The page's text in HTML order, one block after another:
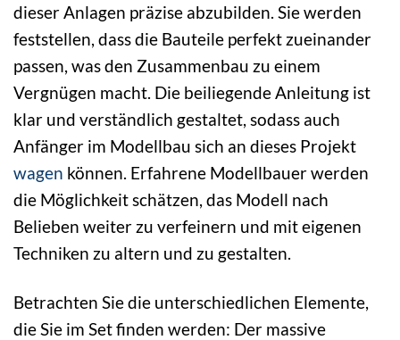
dieser Anlagen präzise abzubilden. Sie werden
feststellen, dass die Bauteile perfekt zueinander
passen, was den Zusammenbau zu einem
Vergnügen macht. Die beiliegende Anleitung ist
klar und verständlich gestaltet, sodass auch
Anfänger im Modellbau sich an dieses Projekt
wagen können. Erfahrene Modellbauer werden
die Möglichkeit schätzen, das Modell nach
Belieben weiter zu verfeinern und mit eigenen
Techniken zu altern und zu gestalten.
Betrachten Sie die unterschiedlichen Elemente,
die Sie im Set finden werden: Der massive